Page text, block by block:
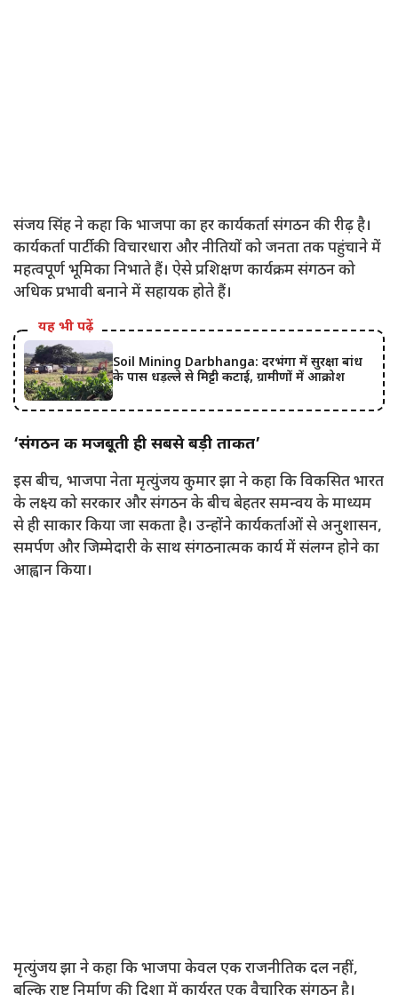
संजय सिंह ने कहा कि भाजपा का हर कार्यकर्ता संगठन की रीढ़ है।
कार्यकर्ता पार्टी की विचारधारा और नीतियों को जनता तक पहुंचाने में
महत्वपूर्ण भूमिका निभाते हैं। ऐसे प्रशिक्षण कार्यक्रम संगठन को
अधिक प्रभावी बनाने में सहायक होते हैं।
यह भी पढ़ें
Soil Mining Darbhanga: दरभंगा में सुरक्षा बांध
के पास धड़ल्ले से मिट्टी कटाई, ग्रामीणों में आक्रोश
‘संगठन की मजबूती ही सबसे बड़ी ताकत’
इस बीच, भाजपा नेता मृत्युंजय कुमार झा ने कहा कि विकसित भारत
के लक्ष्य को सरकार और संगठन के बीच बेहतर समन्वय के माध्यम
से ही साकार किया जा सकता है। उन्होंने कार्यकर्ताओं से अनुशासन,
समर्पण और जिम्मेदारी के साथ संगठनात्मक कार्य में संलग्न होने का
आह्वान किया।
मृत्युंजय झा ने कहा कि भाजपा केवल एक राजनीतिक दल नहीं,